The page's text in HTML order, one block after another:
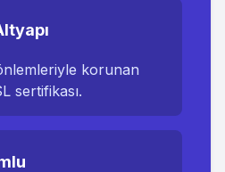
korunan
sertifikası.